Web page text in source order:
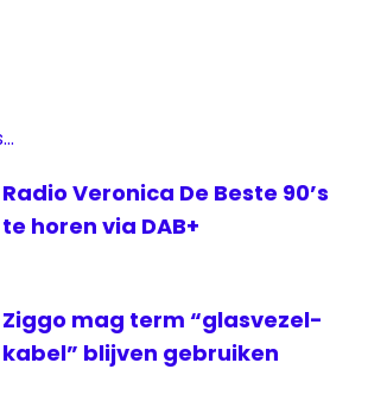
Radio Veronica De Beste 90’s
te horen via DAB+
Ziggo mag term “glasvezel-
kabel” blijven gebruiken